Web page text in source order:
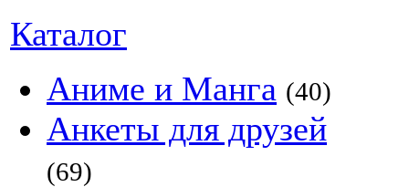
Каталог
Аниме и Манга (40)
Анкеты для друзей
(69)